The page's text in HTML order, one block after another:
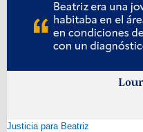
Justicia para Beatriz